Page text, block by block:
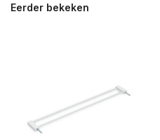
Eerder bekeken